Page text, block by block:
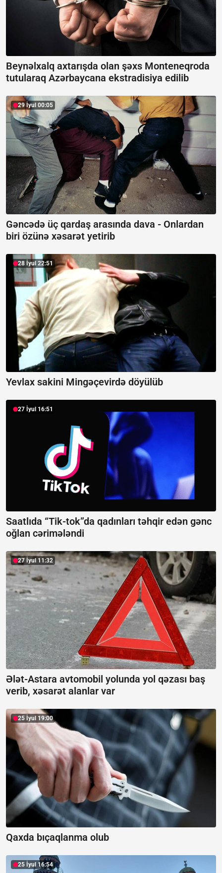
Beynəlxalq axtarışda olan şəxs Monteneqroda
tutularaq Azərbaycana ekstradisiya edilib
29 İyul 00:05
Gəncədə üç qardaş arasında dava - Onlardan
biri özünə xəsarət yetirib
28 İyul 22:51
Yevlax sakini Mingəçevirdə döyülüb
27 İyul 16:51
Saatlıda “Tik-tok”da qadınları təhqir edən gənc
oğlan cərimələndi
27 İyul 11:32
Ələt-Astara avtomobil yolunda yol qəzası baş
verib, xəsarət alanlar var
25 İyul 19:00
Qaxda bıçaqlanma olub
25 İyul 16:54